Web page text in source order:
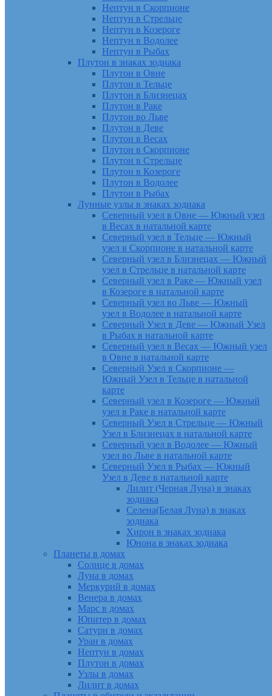
Нептун в Скорпионе
Нептун в Стрельце
Нептун в Козероге
Нептун в Водолее
Нептун в Рыбах
Плутон в знаках зодиака
Плутон в Овне
Плутон в Тельце
Плутон в Близнецах
Плутон в Раке
Плутон во Льве
Плутон в Деве
Плутон в Весах
Плутон в Скорпионе
Плутон в Стрельце
Плутон в Козероге
Плутон в Водолее
Плутон в Рыбах
Лунные узлы в знаках зодиака
Северный узел в Овне — Южный узел
в Весах в натальной карте
Северный узел в Тельце — Южный
узел в Скорпионе в натальной карте
Северный узел в Близнецах — Южный
узел в Стрельце в натальной карте
Северный узел в Раке — Южный узел
в Козероге в натальной карте
Северный узел во Льве — Южный
узел в Водолее в натальной карте
Северный Узел в Деве — Южный Узел
в Рыбах в натальной карте
Северный узел в Весах — Южный узел
в Овне в натальной карте
Северный Узел в Скорпионе —
Южный Узел в Тельце в натальной
карте
Северный узел в Козероге — Южный
узел в Раке в натальной карте
Северный Узел в Стрельце — Южный
Узел в Близнецах в натальной карте
Северный узел в Водолее — Южный
узел во Льве в натальной карте
Северный Узел в Рыбах — Южный
Узел в Деве в натальной карте
Лилит (Черная Луна) в знаках
зодиака
Селена(Белая Луна) в знаках
зодиака
Хирон в знаках зодиака
Юнона в знаках зодиака
Планеты в домах
Солнце в домах
Луна в домах
Меркурий в домах
Венера в домах
Марс в домах
Юпитер в домах
Сатурн в домах
Уран в домах
Нептун в домах
Плутон в домах
Узлы в домах
Лилит в домах